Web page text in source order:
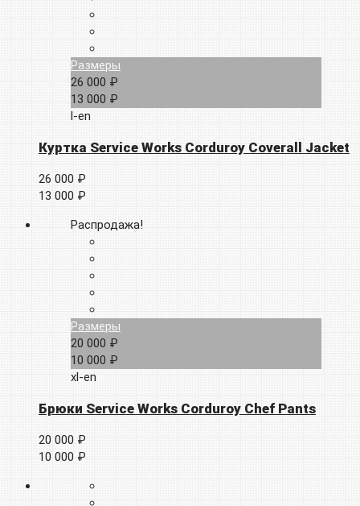
Размеры
26 000 ₽
13 000 ₽
l-en
Куртка Service Works Corduroy Coverall Jacket
26 000 ₽
13 000 ₽
Распродажа!
Размеры
20 000 ₽
10 000 ₽
xl-en
Брюки Service Works Corduroy Chef Pants
20 000 ₽
10 000 ₽